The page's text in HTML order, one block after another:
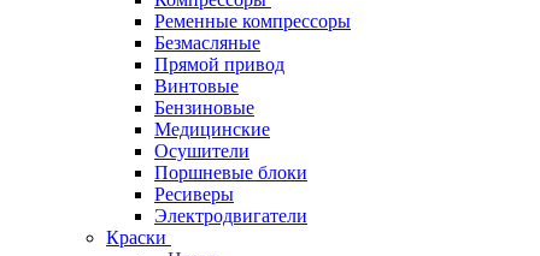
Ременные компрессоры
Безмасляные
Прямой привод
Винтовые
Бензиновые
Медицинские
Осушители
Поршневые блоки
Ресиверы
Электродвигатели
Краски